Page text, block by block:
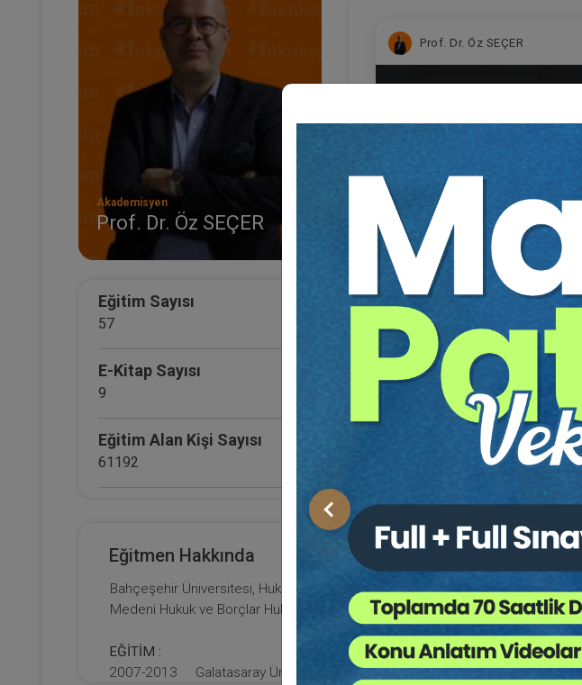
Önceki
Akademisyen
Prof. Dr. Öz SEÇER
Eğitim Sayısı
57
E-Kitap Sayısı
9
Eğitim Alan Kişi Sayısı
61192
Makale Sayısı
Prof. Dr. Öz SEÇER
A'dan Z'ye Arsa Payı Karşılığı
İnşaat Sözleşmeleri Video
Eğitimi (2 Video)
1500
TL
Sepete Ekle
Tüketici Hukuku Enstitüsü
360
TL
Sepete
Eğitmen Hakkında
Bahçeşehir Üniversitesi, Hukuk Fakültesi
Medeni Hukuk ve Borçlar Hukuku Anabilim Dalı Öğretim Üyesi
EĞİTİM :
2007-2013 Galatasaray Üniversitesi Sosyal Bilimler Enstitüsü – Özel Hukuk